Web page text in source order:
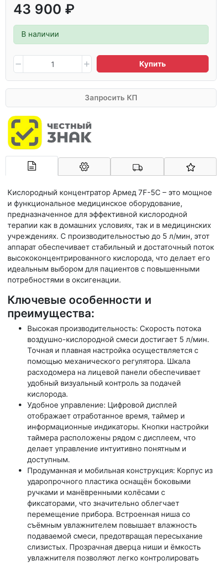
43 900 ₽
В наличии
Купить
Запросить КП
Кислородный концентратор Армед 7F-5C – это мощное
и функциональное медицинское оборудование,
предназначенное для эффективной кислородной
терапии как в домашних условиях, так и в медицинских
учреждениях. С производительностью до 5 л/мин, этот
аппарат обеспечивает стабильный и достаточный поток
высококонцентрированного кислорода, что делает его
идеальным выбором для пациентов с повышенными
потребностями в оксигенации.
Ключевые особенности и
преимущества:
Высокая производительность: Скорость потока
воздушно-кислородной смеси достигает 5 л/мин.
Точная и плавная настройка осуществляется с
помощью механического регулятора. Шкала
расходомера на лицевой панели обеспечивает
удобный визуальный контроль за подачей
кислорода.
Удобное управление: Цифровой дисплей
отображает отработанное время, таймер и
информационные индикаторы. Кнопки настройки
таймера расположены рядом с дисплеем, что
делает управление интуитивно понятным и
доступным.
Продуманная и мобильная конструкция: Корпус из
ударопрочного пластика оснащён боковыми
ручками и манёвренными колёсами с
фиксаторами, что значительно облегчает
перемещение прибора. Встроенная ниша со
съёмным увлажнителем повышает влажность
подаваемой смеси, предотвращая пересыхание
слизистых. Прозрачная дверца ниши и ёмкость
увлажнителя позволяют легко контролировать